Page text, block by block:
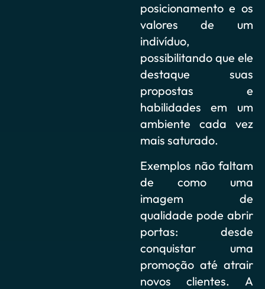
posicionamento e os
valores de um
indivíduo,
possibilitando que ele
destaque suas
propostas e
habilidades em um
ambiente cada vez
mais saturado.
Exemplos não faltam
de como uma
imagem de
qualidade pode abrir
portas: desde
conquistar uma
promoção até atrair
novos clientes. A